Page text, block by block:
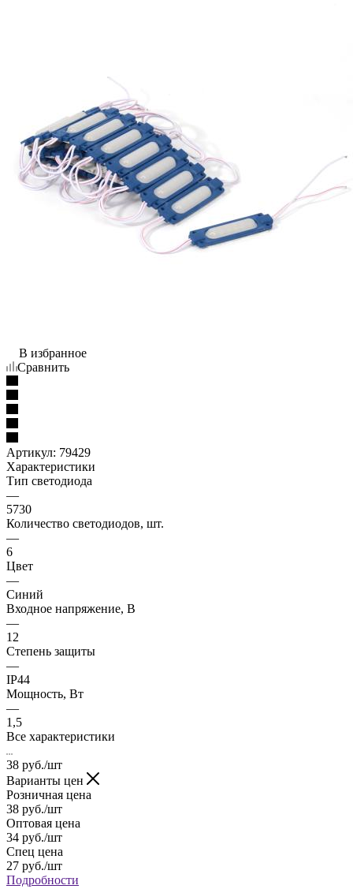
В избранное
Сравнить
Артикул: 79429
Характеристики
Тип светодиода
—
5730
Количество светодиодов, шт.
—
6
Цвет
—
Синий
Входное напряжение, В
—
12
Степень защиты
—
IP44
Мощность, Вт
—
1,5
Все характеристики
38 руб./шт
Варианты цен
Розничная цена
38 руб./шт
Оптовая цена
34 руб./шт
Спец цена
27 руб./шт
Подробности